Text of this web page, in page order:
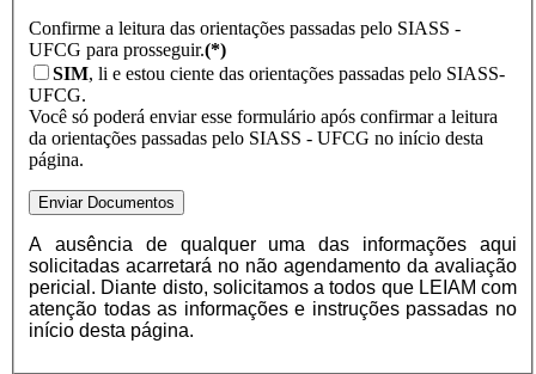
Confirme a leitura das orientações passadas pelo SIASS -
UFCG para prosseguir.(*)
SIM, li e estou ciente das orientações passadas pelo SIASS-
UFCG.
Você só poderá enviar esse formulário após confirmar a leitura
da orientações passadas pelo SIASS - UFCG no início desta
página.
Enviar Documentos
A ausência de qualquer uma das informações aqui
solicitadas acarretará no não agendamento da avaliação
pericial. Diante disto, solicitamos a todos que LEIAM com
atenção todas as informações e instruções passadas no
início desta página.